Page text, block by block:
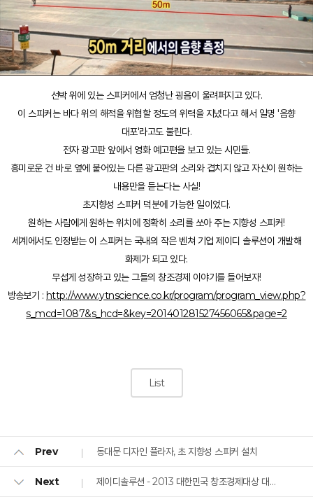
선박 위에 있는 스피커에서 엄청난 굉음이 울려퍼지고 있다.
이 스피커는 바다 위의 해적을 위협할 정도의 위력을 지녔다고 해서 일명 '음향
대포'라고도 불린다.
전자 광고판 앞에서 영화 예고편을 보고 있는 시민들.
흥미로운 건 바로 옆에 붙어있는 다른 광고판의 소리와 겹치지 않고 자신이 원하는
내용만을 듣는다는 사실!
초지향성 스피커 덕분에 가능한 일이었다.
원하는 사람에게 원하는 위치에 정확히 소리를 쏘아 주는 지향성 스피커!
세계에서도 인정받는 이 스피커는 국내의 작은 벤쳐 기업 제이디 솔루션이 개발해
화제가 되고 있다.
무섭게 성장하고 있는 그들의 창조경제 이야기를 들어보자!
방송보기 : http://www.ytnscience.co.kr/program/program_view.php?
s_mcd=1087&s_hcd=&key=201401281527456065&page=2
List
Prev 동대문 디자인 플라자, 초 지향성 스피커 설치
제이디솔루션 - 2013 대한민국 창조경제대상 대통령상 수상
Next